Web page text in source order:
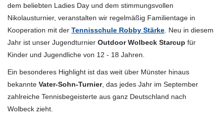
dem beliebten Ladies Day und dem stimmungsvollen
Nikolausturnier, veranstalten wir regelmäßig Familientage in
Kooperation mit der Tennisschule Robby Stärke . Neu in diesem
Jahr ist unser Jugendturnier Outdoor Wolbeck Starcup für
Kinder und Jugendliche von 12 - 18 Jahren.
Ein besonderes Highlight ist das weit über Münster hinaus
bekannte Vater-Sohn-Turnier, das jedes Jahr im September
zahlreiche Tennisbegeisterte aus ganz Deutschland nach
Wolbeck zieht.